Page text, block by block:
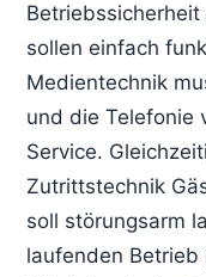
sollen einfach
Medientechnik
und die Telefonie
Service.
Zutrittstechnik
soll störungsarm
laufenden